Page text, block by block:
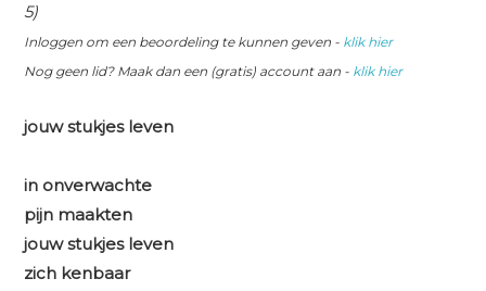
5)
Inloggen om een beoordeling te kunnen geven - klik hier
Nog geen lid? Maak dan een (gratis) account aan - klik hier
jouw stukjes leven
in onverwachte
pijn maakten
jouw stukjes leven
zich kenbaar